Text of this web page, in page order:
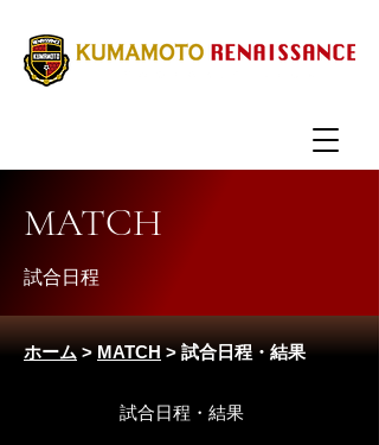
MATCH
​試合日程
ホーム>MATCH> 試合日程・結果
試合日程・結果